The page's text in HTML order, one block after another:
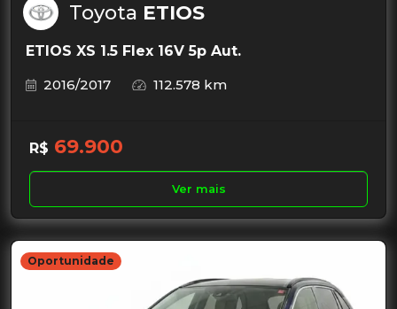
Toyota ETIOS
ETIOS XS 1.5 Flex 16V 5p Aut.
2016/2017
112.578 km
R$ 69.900
Ver mais
Oportunidade